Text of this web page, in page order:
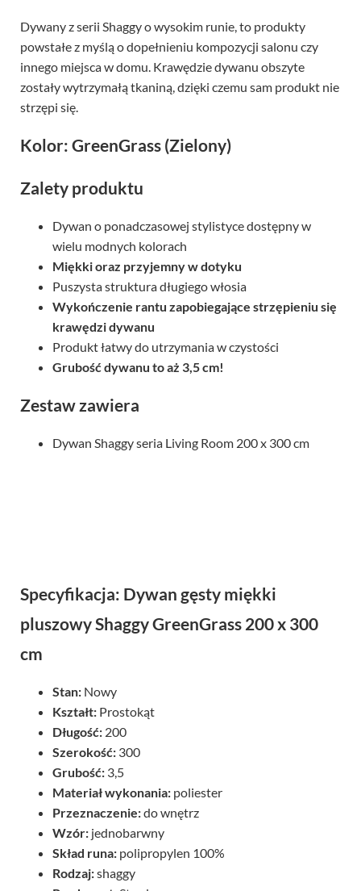
Dywany z serii Shaggy o wysokim runie, to produkty
powstałe z myślą o dopełnieniu kompozycji salonu czy
innego miejsca w domu. Krawędzie dywanu obszyte
zostały wytrzymałą tkaniną, dzięki czemu sam produkt nie
strzępi się.
Kolor: GreenGrass (Zielony)
Zalety produktu
Dywan o ponadczasowej stylistyce dostępny w
wielu modnych kolorach
Miękki oraz przyjemny w dotyku
Puszysta struktura długiego włosia
Wykończenie rantu zapobiegające strzępieniu się
krawędzi dywanu
Produkt łatwy do utrzymania w czystości
Grubość dywanu to aż 3,5 cm!
Zestaw zawiera
Dywan Shaggy seria Living Room 200 x 300 cm
Specyfikacja: Dywan gęsty miękki
pluszowy Shaggy GreenGrass 200 x 300
cm
Stan: Nowy
Kształt: Prostokąt
Długość: 200
Szerokość: 300
Grubość: 3,5
Materiał wykonania: poliester
Przeznaczenie:do wnętrz
Wzór: jednobarwny
Skład runa: polipropylen 100%
Rodzaj:shaggy